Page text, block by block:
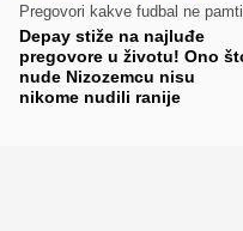
Pregovori kakve fudbal ne pamti
Depay stiže na najluđe
pregovore u životu! Ono
nude Nizozemcu nisu
nikome nudili ranije